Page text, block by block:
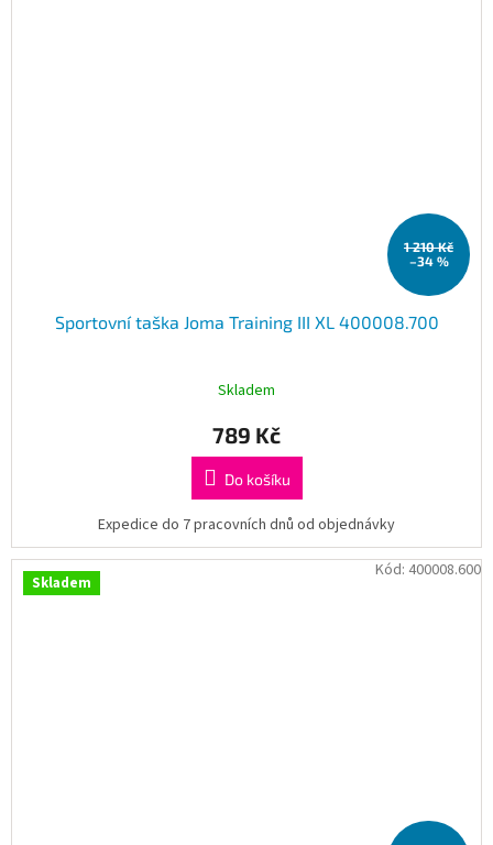
1 210 Kč
–34 %
Sportovní taška Joma Training III XL 400008.700
Skladem
789 Kč
Do košíku
Expedice do 7 pracovních dnů od objednávky
Skladem
Kód: 400008.600